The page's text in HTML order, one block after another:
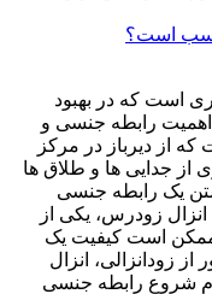
است؟
است که در بهبود
رابطه جنسی و
از دیرباز در مرکز
از جدایی ها و طلاق ها
یک رابطه جنسی
زودرس، یکی از
ممکن است کیفیت یک
زودانزالی، انزال
شروع رابطه جنسی